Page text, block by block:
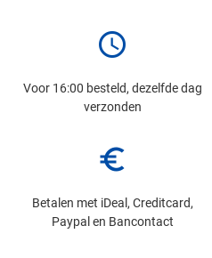
schedule
Voor 16:00 besteld, dezelfde dag
verzonden
euro_symbol
Betalen met iDeal, Creditcard,
Paypal en Bancontact